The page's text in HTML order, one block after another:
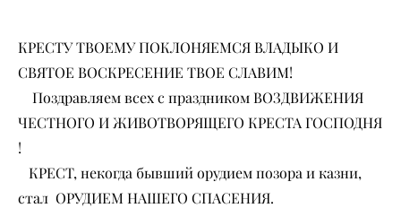
КРЕСТУ ТВОЕМУ ПОКЛОНЯЕМСЯ ВЛАДЫКО И
СВЯТОЕ ВОСКРЕСЕНИЕ ТВОЕ СЛАВИМ!
Поздравляем всех с праздником ВОЗДВИЖЕНИЯ
ЧЕСТНОГО И ЖИВОТВОРЯЩЕГО КРЕСТА ГОСПОДНЯ
!
КРЕСТ, некогда бывший орудием позора и казни,
стал ОРУДИЕМ НАШЕГО СПАСЕНИЯ.